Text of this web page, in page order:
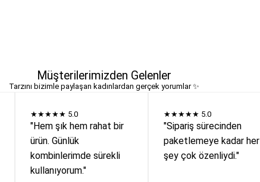
Müşterilerimizden Gelenler
Tarzını bizimle paylaşan kadınlardan gerçek yorumlar ✨
★★★★★ 5.0
"Hem şık hem rahat bir
ürün. Günlük
kombinlerimde sürekli
kullanıyorum."
★★★★★ 5.0
"Sipariş sürecinden
paketlemeye kadar her
şey çok özenliydi."